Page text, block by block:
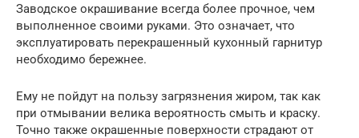
Заводское окрашивание всегда более прочное, чем
выполненное своими руками. Это означает, что
эксплуатировать перекрашенный кухонный гарнитур
необходимо бережнее.
Ему не пойдут на пользу загрязнения жиром, так как
при отмывании велика вероятность смыть и краску.
Точно также окрашенные поверхности страдают от